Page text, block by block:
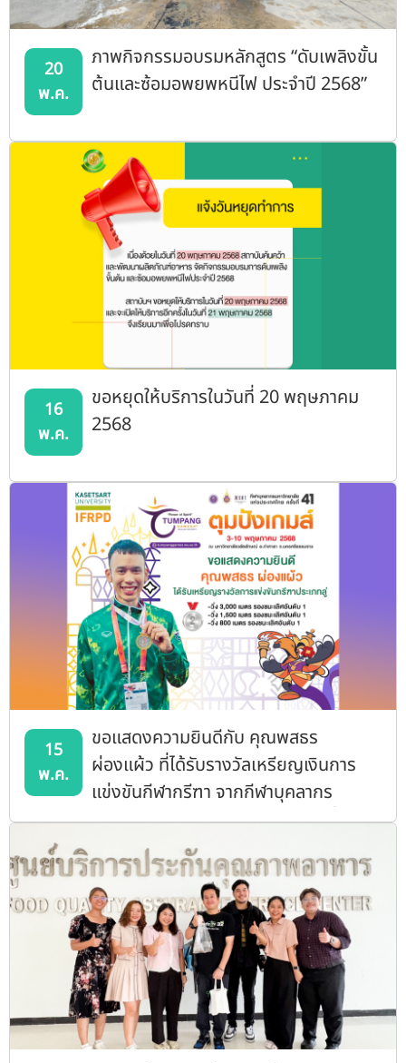
20
พ.ค.
ภาพกิจกรรมอบรมหลักสูตร “ดับเพลิงขั้น
ต้นและซ้อมอพยพหนีไฟ ประจำปี 2568”
16
พ.ค.
ขอหยุดให้บริการในวันที่ 20 พฤษภาคม
2568
15
พ.ค.
ขอแสดงความยินดีกับ คุณพสธร
ผ่องแผ้ว ที่ได้รับรางวัลเหรียญเงินการ
แข่งขันกีฬากรีฑา จากกีฬาบุคลากร
มหาวิทยาลัยแห่งประเทศไทย ครั้งที่ 51
ตุมปังเกมส์